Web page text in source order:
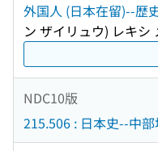
外国人 (日本在留)--歴
ン ザイリュウ) レキシ
NDC10版
215.506 : 日本史--中